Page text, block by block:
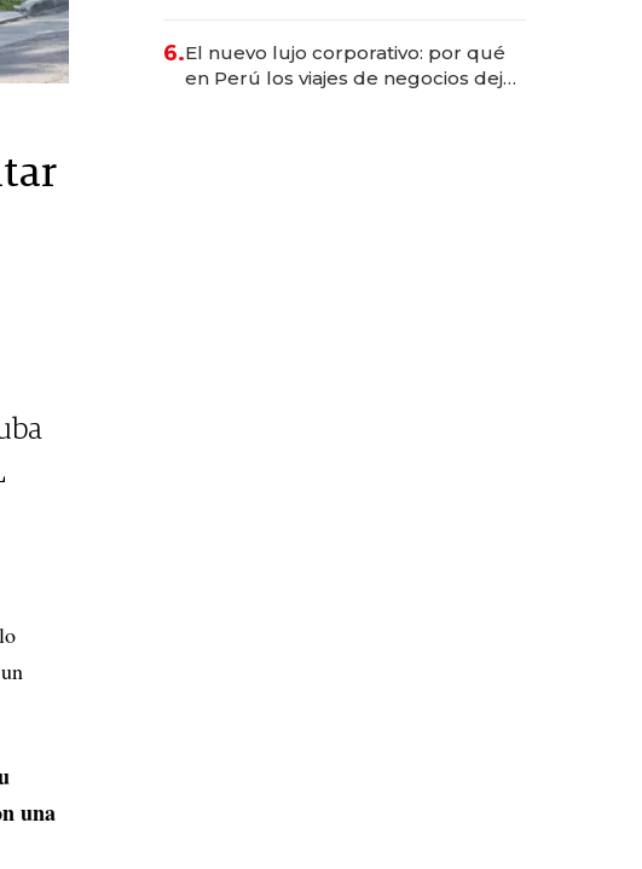
una
6.El nuevo lujo corporativo: por qué
en Perú los viajes de negocios dejan